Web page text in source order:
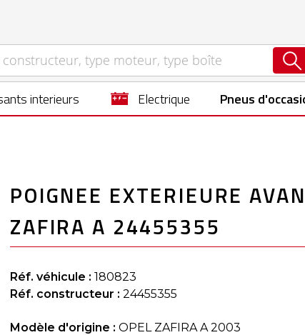
interieurs electrique Pneus
POIGNEE EXTERIEURE
ZAFIRA A 24455355
Réf. véhicule : 180823
Réf. constructeur : 24455355
Modèle d'origine : OPEL ZAFIRA A 2003